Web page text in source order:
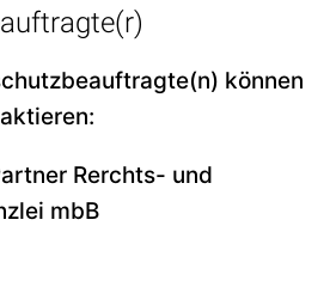
können
Rerchts- und
mbB